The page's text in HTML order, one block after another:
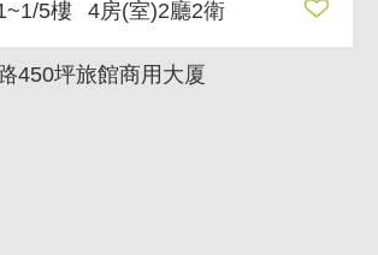
5樓 4房(室)2廳2衛